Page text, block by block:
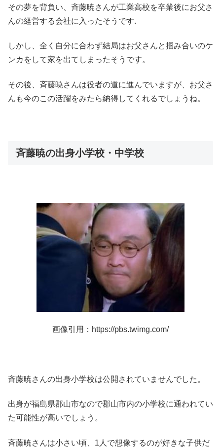
その夢を背負い、斉藤暁さんが工業高校を卒業後にお父さ
んの経営する会社に入ったそうです.
しかし、全く自分に合わず結局はお父さんと掴み合いのケ
ンカをして家を出てしまったそうです。
その後、斉藤暁さんは役者の道に進んでいますが、お父さ
んも今のこの活躍をみたら納得してくれるでしょうね。
斉藤暁の出身小学校・中学校
画像引用：https://pbs.twimg.com/
斉藤暁さんの出身小学校は公開されていませんでした。
出身が福島県郡山市なので郡山市内の小学校に通われてい
た可能性が高いでしょう。
斉藤暁さんは小さい頃、1人で想像するのが好きな子供だ